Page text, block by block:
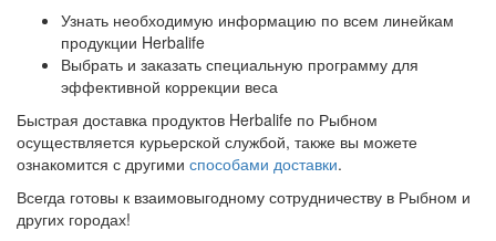
Узнать необходимую информацию по всем линейкам
продукции Herbalife
Выбрать и заказать специальную программу для
эффективной коррекции веса
Быстрая доставка продуктов Herbalife по Рыбном
осуществляется курьерской службой, также вы можете
ознакомится с другими способами доставки.
Всегда готовы к взаимовыгодному сотрудничеству в Рыбном и
других городах!